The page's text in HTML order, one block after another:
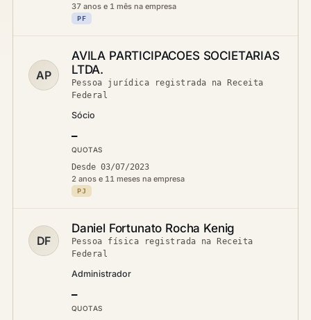
37 anos e 1 mês na empresa
PF
AP
AVILA PARTICIPACOES SOCIETARIAS
LTDA.
Pessoa jurídica registrada na Receita
Federal
Sócio
—
QUOTAS
Desde 03/07/2023
2 anos e 11 meses na empresa
PJ
DF
Daniel Fortunato Rocha Kenig
Pessoa física registrada na Receita
Federal
Administrador
—
QUOTAS